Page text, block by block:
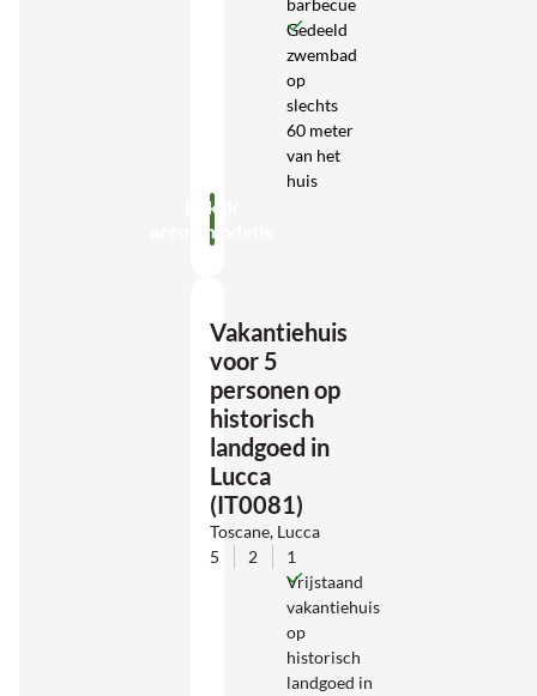
barbecue
Gedeeld
zwembad
op
slechts
60 meter
van het
huis
Bekijk
accommodatie
Vakantiehuis
voor 5
personen op
historisch
landgoed in
Lucca
(IT0081)
Toscane, Lucca
5
2
1
Vrijstaand
vakantiehuis
op
historisch
landgoed in